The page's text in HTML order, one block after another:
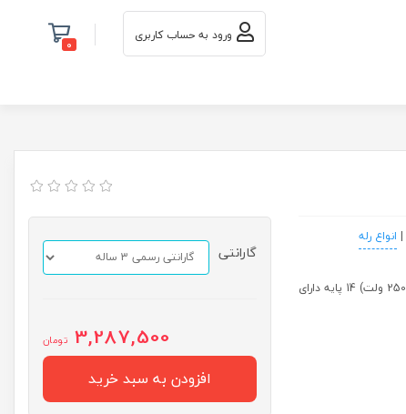
ورود به حساب کاربری 0
| انواع رله
رله فیندر 110 ولت AC چهار کنتاکت (چهار باز چهار بسته) همراه با سوکت (پلاتین 7 آمپر 250 ولت) 14 پایه دارای
گارانتی
3,287,500 تومان
افزودن به سبد خرید